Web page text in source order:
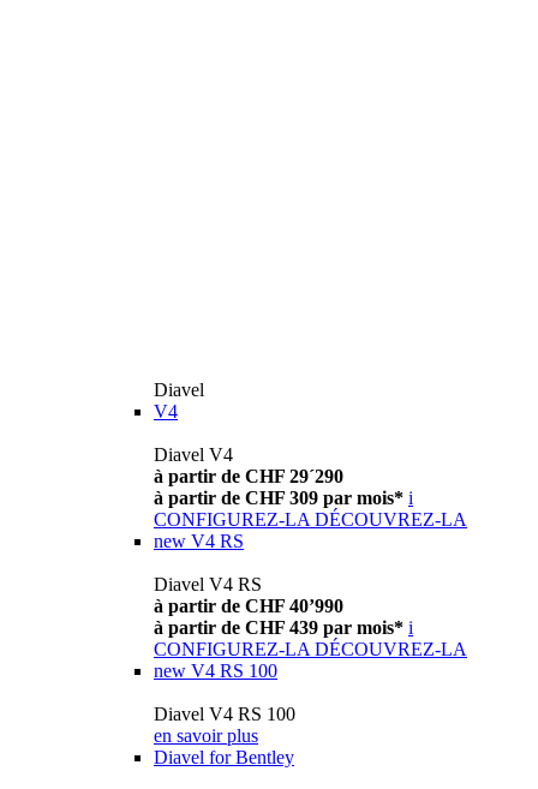
Diavel
V4
Diavel V4
à partir de CHF 29´290
à partir de CHF 309 par mois* i
CONFIGUREZ-LA DÉCOUVREZ-LA
new V4 RS
Diavel V4 RS
à partir de CHF 40’990
à partir de CHF 439 par mois* i
CONFIGUREZ-LA DÉCOUVREZ-LA
new V4 RS 100
Diavel V4 RS 100
en savoir plus
Diavel for Bentley